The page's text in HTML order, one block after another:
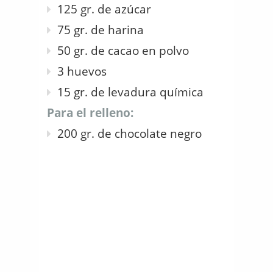
125 gr. de azúcar
75 gr. de harina
50 gr. de cacao en polvo
3 huevos
15 gr. de levadura química
Para el relleno:
200 gr. de chocolate negro